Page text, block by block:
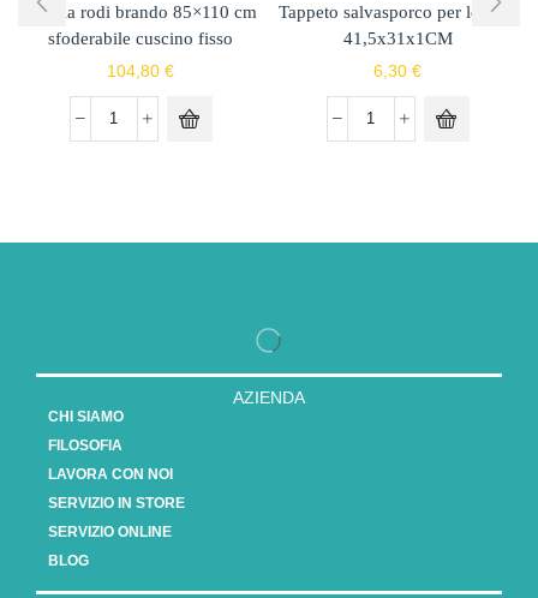
Cuccia rodi brando 85×110 cm
sfoderabile cuscino fisso
104,80 €
Tappeto salvasporco per lettiere
41,5x31x1CM
6,30 €
AZIENDA
CHI SIAMO
FILOSOFIA
LAVORA CON NOI
SERVIZIO IN STORE
SERVIZIO ONLINE
BLOG